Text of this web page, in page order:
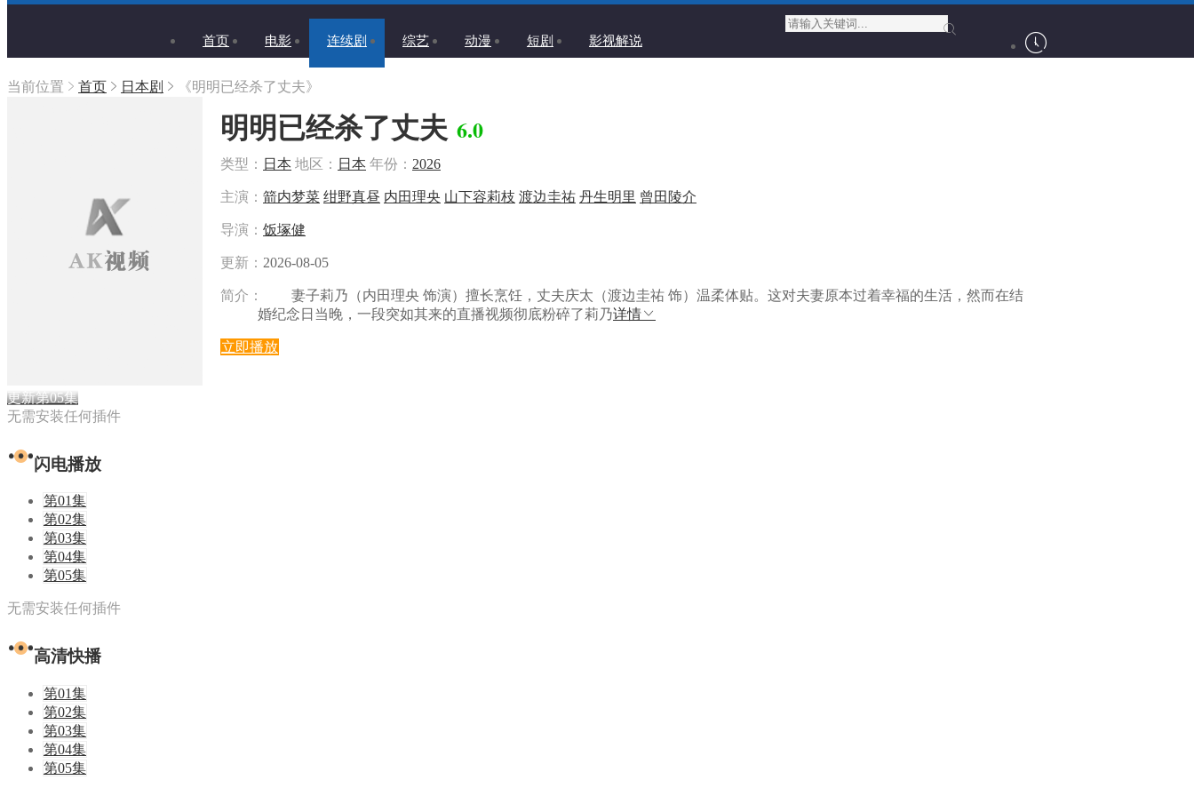
首页 电影 连续剧 综艺 动漫 短剧 影视解说
当前位置 首页 日本剧 《明明已经杀了丈夫》
更新第05集
明明已经杀了丈夫 6.0
类型： 日本 地区： 日本 年份： 2026
主演： 箭内梦菜 绀野真昼 内田理央 山下容莉枝 渡边圭祐 丹生明里 曾田陵介
导演： 饭塚健
更新： 2026-08-05
简介：
妻子莉乃（内田理央 饰演）擅长烹饪，丈夫庆太（渡边圭祐 饰）温柔体贴。这对夫妻原本过着幸福的生活，然而在结
婚纪念日当晚，一段突如其来的直播视频彻底粉碎了莉乃详情
立即播放
无需安装任何插件
闪电播放
第01集
第02集
第03集
第04集
第05集
无需安装任何插件
高清快播
第01集
第02集
第03集
第04集
第05集